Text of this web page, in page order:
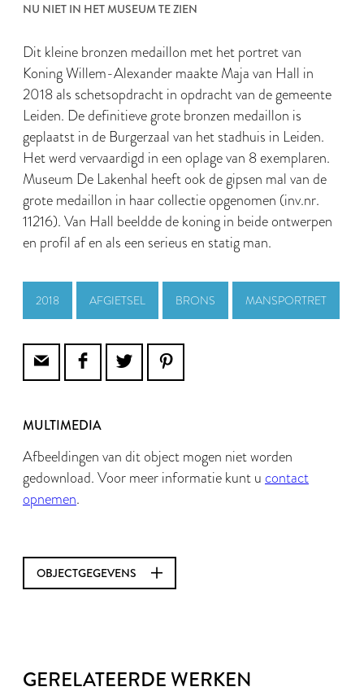
NU NIET IN HET MUSEUM TE ZIEN
Dit kleine bronzen medaillon met het portret van
Koning Willem-Alexander maakte Maja van Hall in
2018 als schetsopdracht in opdracht van de gemeente
Leiden. De definitieve grote bronzen medaillon is
geplaatst in de Burgerzaal van het stadhuis in Leiden.
Het werd vervaardigd in een oplage van 8 exemplaren.
Museum De Lakenhal heeft ook de gipsen mal van de
grote medaillon in haar collectie opgenomen (inv.nr.
11216). Van Hall beeldde de koning in beide ontwerpen
en profil af en als een serieus en statig man.
2018 AFGIETSEL BRONS MANSPORTRET
MULTIMEDIA
Afbeeldingen van dit object mogen niet worden
gedownload. Voor meer informatie kunt u contact
opnemen.
OBJECTGEGEVENS
GERELATEERDE WERKEN